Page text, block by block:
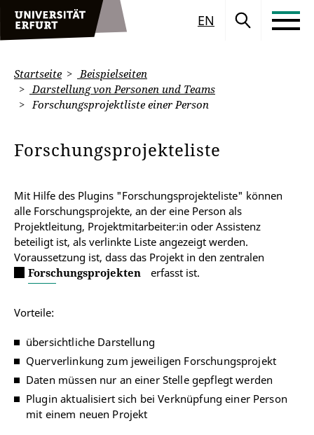
EN
Startseite
Beispielseiten
Darstellung von Personen und Teams
Forschungsprojektliste einer Person
Forschungsprojekteliste
Mit Hilfe des Plugins "Forschungsprojekteliste" können
alle Forschungsprojekte, an der eine Person als
Projektleitung, Projektmitarbeiter:in oder Assistenz
beteiligt ist, als verlinkte Liste angezeigt werden.
Voraussetzung ist, dass das Projekt in den zentralen
Forschungsprojekten
erfasst ist.
Vorteile:
übersichtliche Darstellung
Querverlinkung zum jeweiligen Forschungsprojekt
Daten müssen nur an einer Stelle gepflegt werden
Plugin aktualisiert sich bei Verknüpfung einer Person
mit einem neuen Projekt